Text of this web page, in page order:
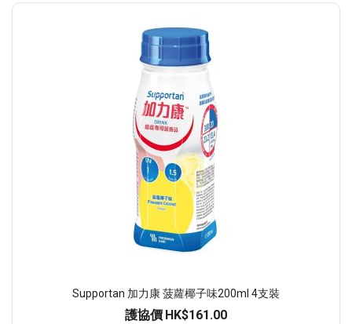
Supportan 加力康 菠蘿椰子味200ml 4支裝
護協價 HK$161.00